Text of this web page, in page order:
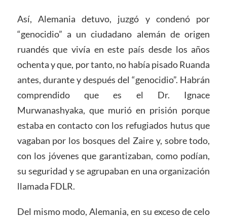
Así, Alemania detuvo, juzgó y condenó por
“genocidio” a un ciudadano alemán de origen
ruandés que vivía en este país desde los años
ochenta y que, por tanto, no había pisado Ruanda
antes, durante y después del “genocidio”. Habrán
comprendido que es el Dr. Ignace
Murwanashyaka, que murió en prisión porque
estaba en contacto con los refugiados hutus que
vagaban por los bosques del Zaire y, sobre todo,
con los jóvenes que garantizaban, como podían,
su seguridad y se agrupaban en una organización
llamada FDLR.
Del mismo modo, Alemania, en su exceso de celo